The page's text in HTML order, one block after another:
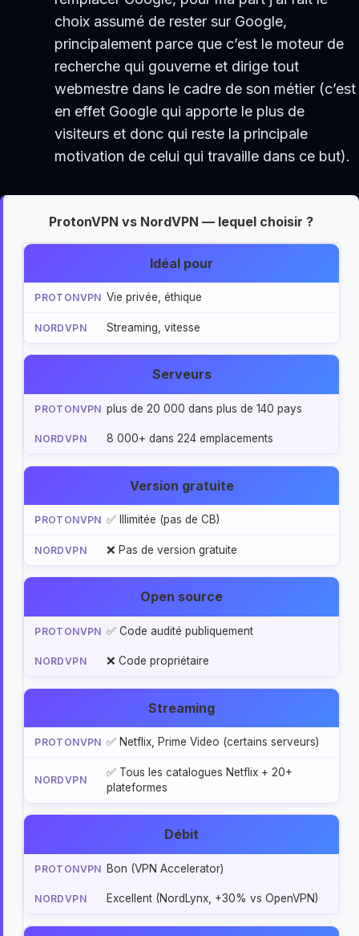
choix assumé de rester sur Google,
principalement parce que c’est le moteur de
recherche qui gouverne et dirige tout
webmestre dans le cadre de son métier (c’est
en effet Google qui apporte le plus de
visiteurs et donc qui reste la principale
motivation de celui qui travaille dans ce but).
ProtonVPN vs NordVPN — lequel choisir ?
Idéal pour
Vie privée, éthique
Streaming, vitesse
Serveurs
plus de 20 000 dans plus de 140 pays
8 000+ dans 224 emplacements
Version gratuite
✅ Illimitée (pas de CB)
❌ Pas de version gratuite
Open source
✅ Code audité publiquement
❌ Code propriétaire
Streaming
✅ Netflix, Prime Video (certains serveurs)
✅ Tous les catalogues Netflix + 20+
plateformes
Débit
Bon (VPN Accelerator)
Excellent (NordLynx, +30% vs OpenVPN)